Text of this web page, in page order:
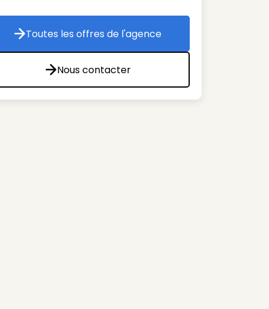
Toutes les offres de l'agence
Toutes les offres de l'agence
Nous contacter
Nous contacter